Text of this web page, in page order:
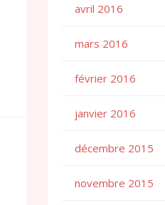
avril 2016
mars 2016
février 2016
janvier 2016
décembre 2015
novembre 2015